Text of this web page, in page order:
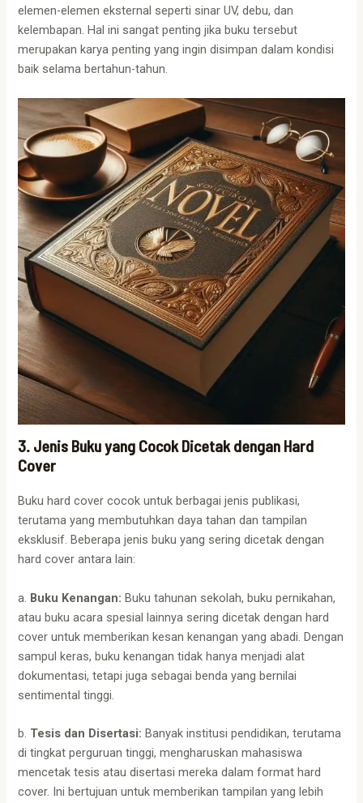
elemen-elemen eksternal seperti sinar UV, debu, dan
kelembapan. Hal ini sangat penting jika buku tersebut
merupakan karya penting yang ingin disimpan dalam kondisi
baik selama bertahun-tahun.
3. Jenis Buku yang Cocok Dicetak dengan Hard
Cover
Buku hard cover cocok untuk berbagai jenis publikasi,
terutama yang membutuhkan daya tahan dan tampilan
eksklusif. Beberapa jenis buku yang sering dicetak dengan
hard cover antara lain:
a. Buku Kenangan: Buku tahunan sekolah, buku pernikahan,
atau buku acara spesial lainnya sering dicetak dengan hard
cover untuk memberikan kesan kenangan yang abadi. Dengan
sampul keras, buku kenangan tidak hanya menjadi alat
dokumentasi, tetapi juga sebagai benda yang bernilai
sentimental tinggi.
b. Tesis dan Disertasi: Banyak institusi pendidikan, terutama
di tingkat perguruan tinggi, mengharuskan mahasiswa
mencetak tesis atau disertasi mereka dalam format hard
cover. Ini bertujuan untuk memberikan tampilan yang lebih